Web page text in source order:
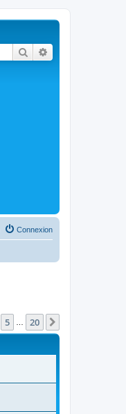
Rechercher
Connexion
5 20